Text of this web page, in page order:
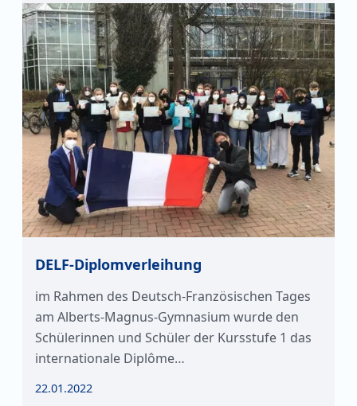
DELF-Diplomverleihung
im Rahmen des Deutsch-Französischen Tages
am Alberts-Magnus-Gymnasium wurde den
Schülerinnen und Schüler der Kursstufe 1 das
internationale Diplôme…
22.01.2022